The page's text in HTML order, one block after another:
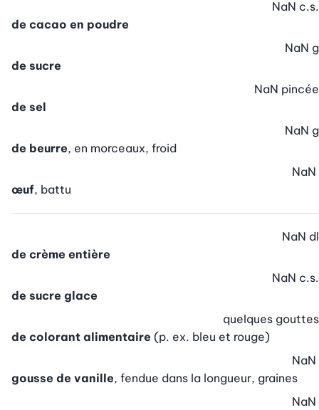
de cacao en poudre
NaN c.s.
de sucre
NaN g
de sel
NaN pincée
de beurre, en morceaux, froid
NaN g
œuf, battu
NaN
de crème entière
NaN dl
de sucre glace
NaN c.s.
de colorant alimentaire (p. ex. bleu et rouge)
quelques gouttes
gousse de vanille, fendue dans la longueur, graines
NaN
NaN